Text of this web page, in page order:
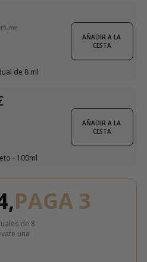
de 8 ml
AÑADIR A LA
CESTA
- 100ml
AÑADIR A LA
CESTA
PAGA 3
de 8
una